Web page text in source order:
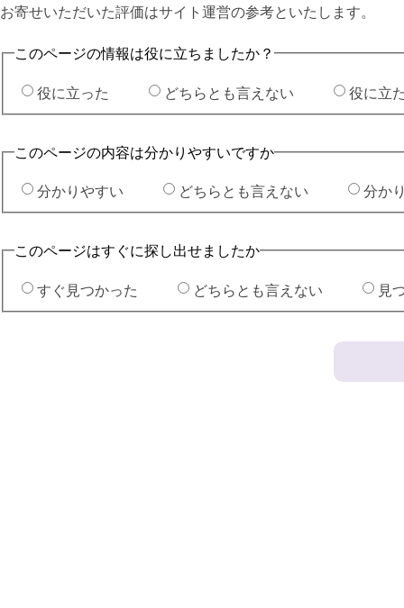
お寄せいただいた評価はサイト運営の参考といたします。
このページの情報は役に立ちましたか？
役に立った
どちらとも言えない 役に立
このページの内容は分かりやすいですか
分かりやすい
どちらとも言えない 分か
このページはすぐに探し出せましたか
すぐ見つかった
どちらとも言えない 見